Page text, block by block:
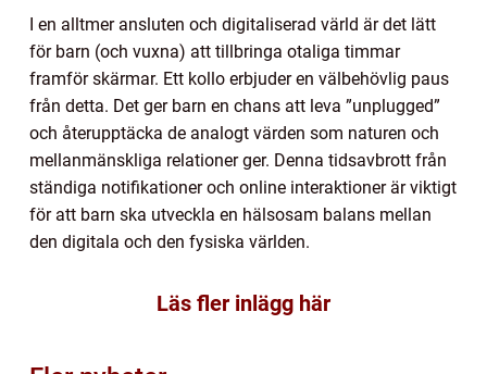
I en alltmer ansluten och digitaliserad värld är det lätt
för barn (och vuxna) att tillbringa otaliga timmar
framför skärmar. Ett kollo erbjuder en välbehövlig paus
från detta. Det ger barn en chans att leva ”unplugged”
och återupptäcka de analogt värden som naturen och
mellanmänskliga relationer ger. Denna tidsavbrott från
ständiga notifikationer och online interaktioner är viktigt
för att barn ska utveckla en hälsosam balans mellan
den digitala och den fysiska världen.
Läs fler inlägg här